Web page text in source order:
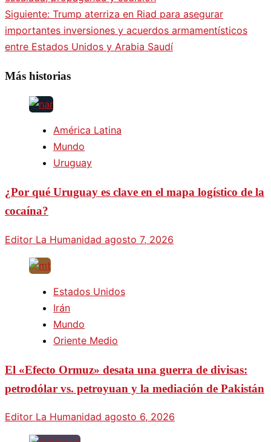
Siguiente: Trump aterriza en Riad para asegurar
importantes inversiones y acuerdos armamentísticos
entre Estados Unidos y Arabia Saudí
Más historias
América Latina
Mundo
Uruguay
¿Por qué Uruguay es clave en el mapa logístico de la
cocaína?
Editor La Humanidad agosto 7, 2026
Estados Unidos
Irán
Mundo
Oriente Medio
El «Efecto Ormuz» desata una guerra de divisas:
petrodólar vs. petroyuan y la mediación de Pakistán
Editor La Humanidad agosto 6, 2026